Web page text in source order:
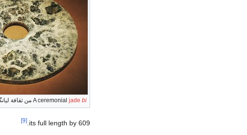
A ceremonial jade bi من ثقافة
its full length by 609.
[9]